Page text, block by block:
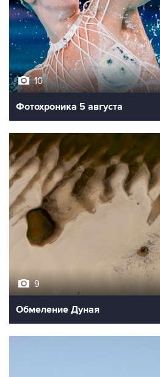
10
Фотохроника 5 августа
9
Обмеление Дуная